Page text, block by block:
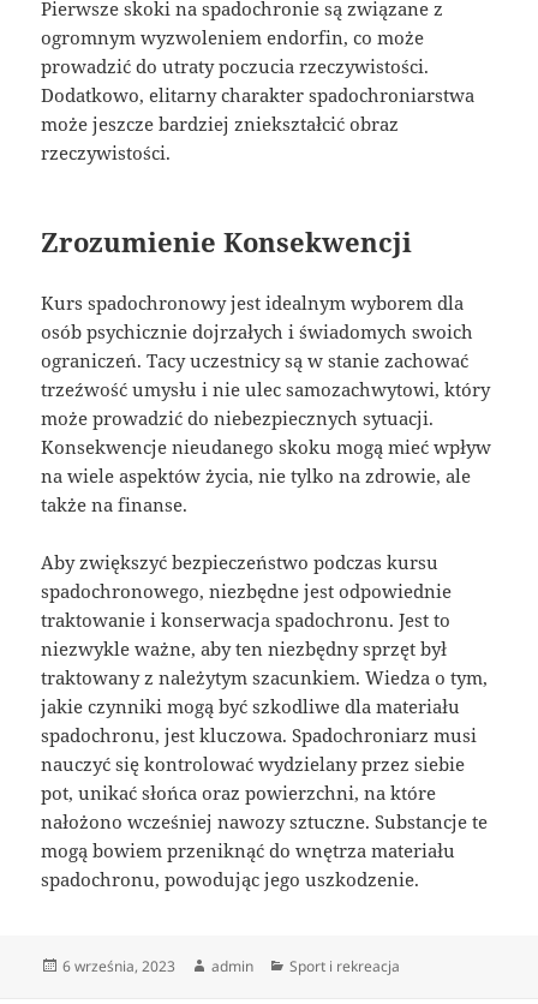
Pierwsze skoki na spadochronie są związane z
ogromnym wyzwoleniem endorfin, co może
prowadzić do utraty poczucia rzeczywistości.
Dodatkowo, elitarny charakter spadochroniarstwa
może jeszcze bardziej zniekształcić obraz
rzeczywistości.
Zrozumienie Konsekwencji
Kurs spadochronowy jest idealnym wyborem dla
osób psychicznie dojrzałych i świadomych swoich
ograniczeń. Tacy uczestnicy są w stanie zachować
trzeźwość umysłu i nie ulec samozachwytowi, który
może prowadzić do niebezpiecznych sytuacji.
Konsekwencje nieudanego skoku mogą mieć wpływ
na wiele aspektów życia, nie tylko na zdrowie, ale
także na finanse.
Aby zwiększyć bezpieczeństwo podczas kursu
spadochronowego, niezbędne jest odpowiednie
traktowanie i konserwacja spadochronu. Jest to
niezwykle ważne, aby ten niezbędny sprzęt był
traktowany z należytym szacunkiem. Wiedza o tym,
jakie czynniki mogą być szkodliwe dla materiału
spadochronu, jest kluczowa. Spadochroniarz musi
nauczyć się kontrolować wydzielany przez siebie
pot, unikać słońca oraz powierzchni, na które
nałożono wcześniej nawozy sztuczne. Substancje te
mogą bowiem przeniknąć do wnętrza materiału
spadochronu, powodując jego uszkodzenie.
Data
6 września, 2023 Autor
admin Kategorie
Sport i rekreacja